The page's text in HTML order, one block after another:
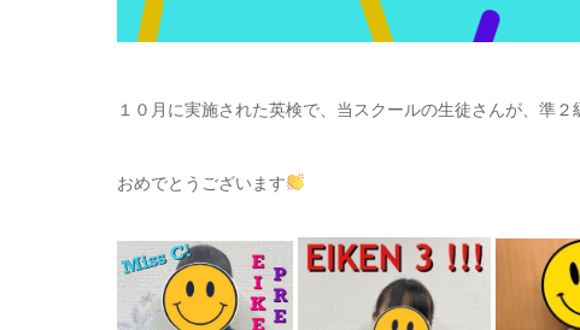
１０月に実施された英検で、当スクールの生徒さんが、準２
おめでとうございます